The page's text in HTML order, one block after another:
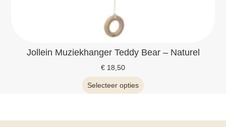
Jollein Muziekhanger Teddy Bear – Naturel
€ 18,50
Selecteer opties